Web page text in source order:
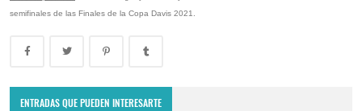
semifinales de las Finales de la Copa Davis 2021.
ENTRADAS QUE PUEDEN INTERESARTE